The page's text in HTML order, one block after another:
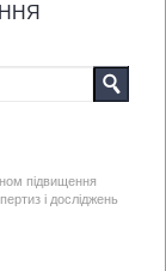
підвищення
і досліджень